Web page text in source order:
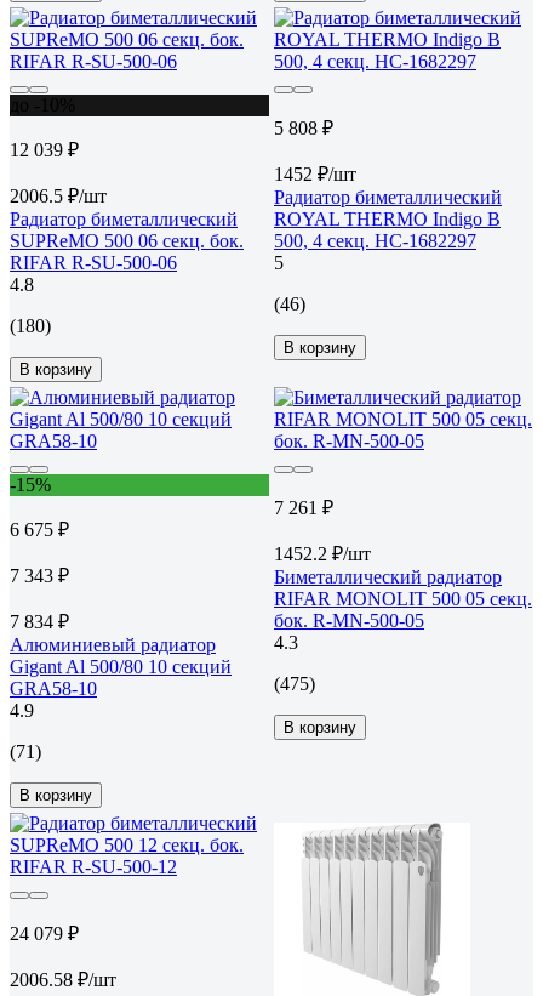
12 039 ₽
2006.5 ₽/шт
Радиатор биметаллический
SUPReMO 500 06 секц. бок.
RIFAR R-SU-500-06
4.8
(180)
В корзину
5 808 ₽
1452 ₽/шт
Радиатор биметаллический
ROYAL THERMO Indigo B
500, 4 секц. НС-1682297
5
(46)
В корзину
-15%
6 675 ₽
7 343 ₽
7 834 ₽
Алюминиевый радиатор
Gigant Al 500/80 10 секций
GRA58-10
4.9
(71)
В корзину
7 261 ₽
1452.2 ₽/шт
Биметаллический радиатор
RIFAR MONOLIT 500 05 секц.
бок. R-MN-500-05
4.3
(475)
В корзину
24 079 ₽
2006.58 ₽/шт